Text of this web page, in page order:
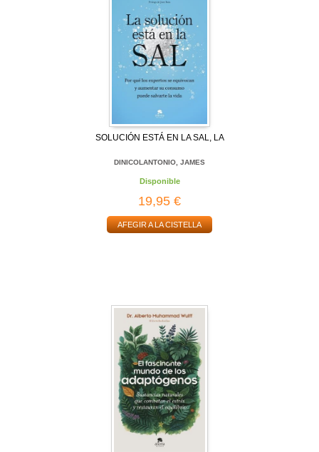
SOLUCIÓN ESTÁ EN LA SAL, LA
DINICOLANTONIO, JAMES
Disponible
19,95 €
AFEGIR A LA CISTELLA